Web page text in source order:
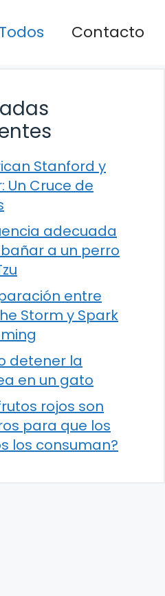
Todos Contacto
Stanford y
Un Cruce de
adecuada
a un perro
entre
Storm y Spark
detener la
en un gato
rojos son
para que los
los consuman?